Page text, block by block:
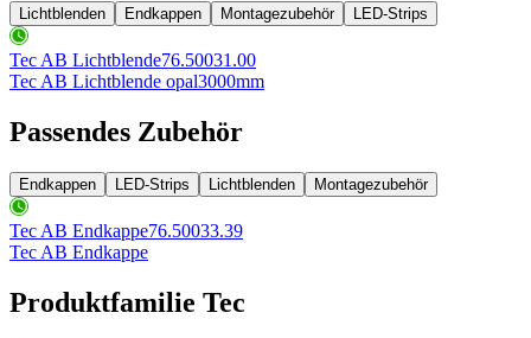
Lichtblenden Endkappen Montagezubehör LED-Strips
Tec AB Lichtblende76.50031.00
Tec AB Lichtblende opal3000mm
Passendes Zubehör
Endkappen LED-Strips Lichtblenden Montagezubehör
Tec AB Endkappe76.50033.39
Tec AB Endkappe
Produktfamilie Tec